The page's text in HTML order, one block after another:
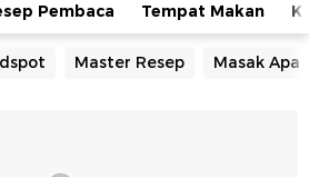
Pembaca Tempat Makan
Master Resep Masak Apa